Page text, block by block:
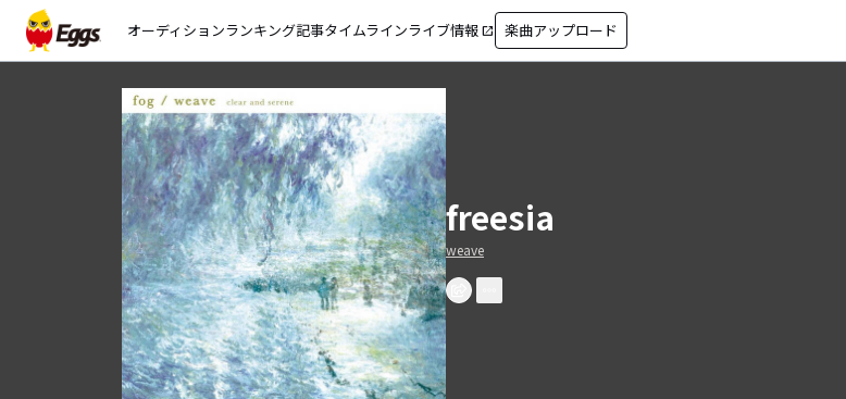
オーディションランキング記事タイムラインライブ情報 open_in_new 楽曲アップロード
freesia
weave